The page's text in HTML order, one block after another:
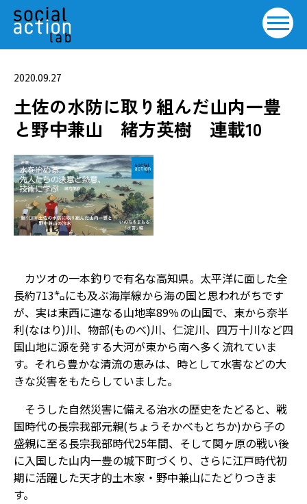
2020.09.27
土佐の水防に取り組んだ山内一豊
と野中兼山 緒方英樹 連載10
カツオの一本釣りで有名な高知県。太平洋に面した全
長約713㌔にも及ぶ海岸線から海の国と思われがちです
が、実は東西に連なる山地率89％の山国で、東から奈半
利(なはり)川、物部(ものべ)川、仁淀川、四万十川など四
国山地に源を発する大河が東から南へ多く流れていま
す。それら豊かな清流の恵みは、時として水害などの大
きな災害をもたらしていました。
そうした自然災害に備える治水の歴史をたどると、戦
国時代の長宗我部元親(ちょうそかべもとちか)から子の
盛親に至る長宗我部時代25年間、そして関ヶ原の戦い後
に入国した山内一豊の城下町づくり、さらに江戸時代初
期に活躍した天才的土木家・野中兼山にたどりつきま
す。